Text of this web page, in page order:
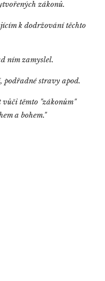
zákonů.
k dodržování těchto
ním zamyslel.
podřadné stravy apod.
vůči těmto "zákonům"
a bohem."